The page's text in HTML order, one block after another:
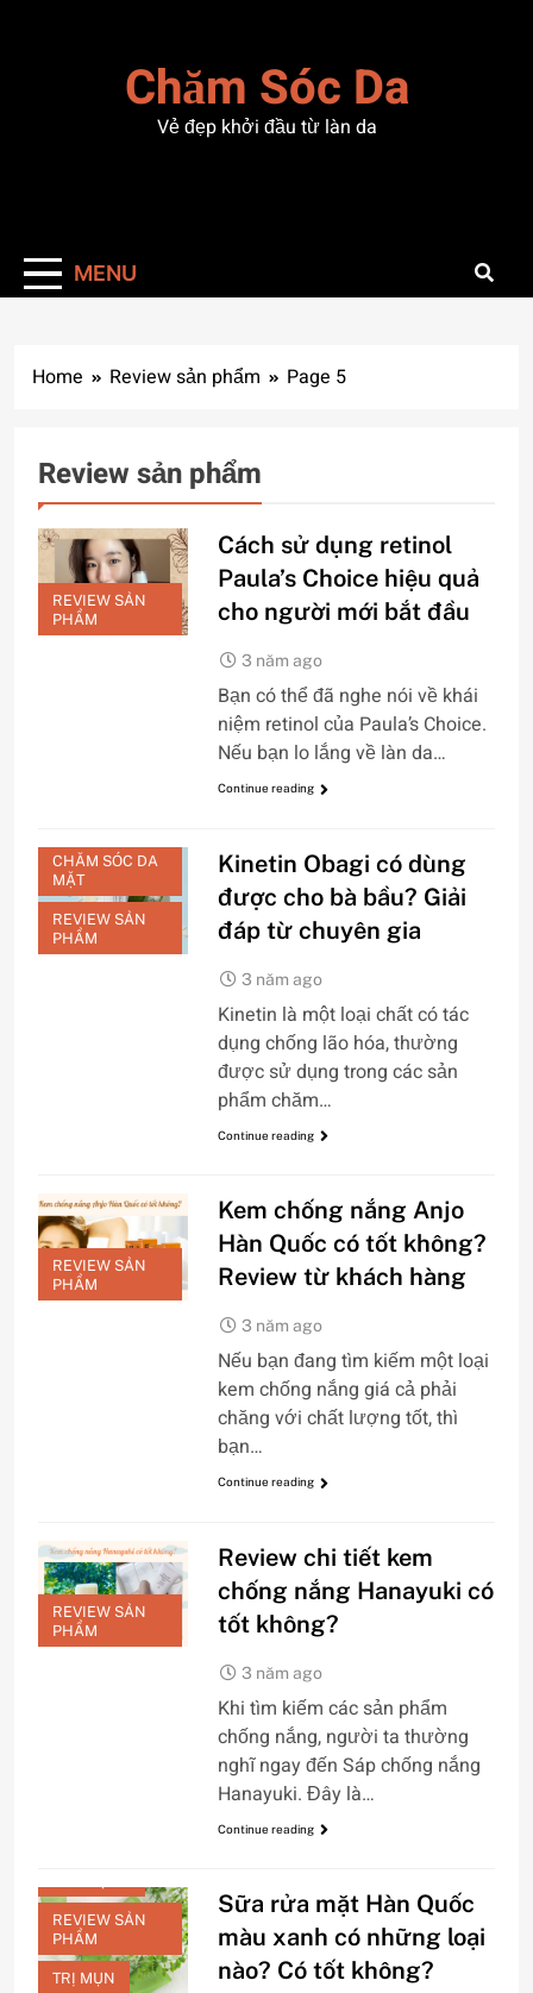
Chăm Sóc Da
Vẻ đẹp khởi đầu từ làn da
MENU
Home Review sản phẩm Page 5
Review sản phẩm
REVIEW SẢN
PHẨM
Cách sử dụng retinol
Paula’s Choice hiệu quả
cho người mới bắt đầu
3 năm ago
Bạn có thể đã nghe nói về khái
niệm retinol của Paula’s Choice.
Nếu bạn lo lắng về làn da…
Continue reading
CHĂM SÓC DA
MẶT
REVIEW SẢN
PHẨM
Kinetin Obagi có dùng
được cho bà bầu? Giải
đáp từ chuyên gia
3 năm ago
Kinetin là một loại chất có tác
dụng chống lão hóa, thường
được sử dụng trong các sản
phẩm chăm…
Continue reading
REVIEW SẢN
PHẨM
Kem chống nắng Anjo
Hàn Quốc có tốt không?
Review từ khách hàng
3 năm ago
Nếu bạn đang tìm kiếm một loại
kem chống nắng giá cả phải
chăng với chất lượng tốt, thì
bạn…
Continue reading
REVIEW SẢN
PHẨM
Review chi tiết kem
chống nắng Hanayuki có
tốt không?
3 năm ago
Khi tìm kiếm các sản phẩm
chống nắng, người ta thường
nghĩ ngay đến Sáp chống nắng
Hanayuki. Đây là…
Continue reading
REVIEW SẢN
PHẨM
TRỊ MỤN
Sữa rửa mặt Hàn Quốc
màu xanh có những loại
nào? Có tốt không?